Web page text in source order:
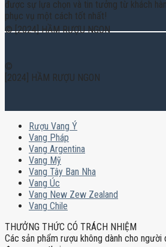
được sự lựa chọn và tin tưởng từ khách
phục vụ một cách tốt nhất!
© [2024] HẦM RƯỢU NGON
©
[2024] HẦM RƯỢU NGON
Rượu Vang Ý
Vang Pháp
Vang Argentina
Vang Mỹ
Vang Tây Ban Nha
Vang Úc
Vang New Zew Zealand
Vang Chile
THƯỞNG THỨC CÓ TRÁCH NHIỆM
Các sản phẩm rượu không dành cho